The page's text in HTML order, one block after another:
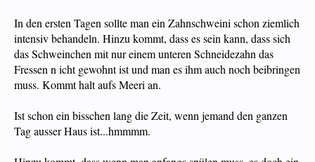
In den ersten Tagen sollte man ein Zahnschweini schon ziemlich
intensiv behandeln. Hinzu kommt, dass es sein kann, dass sich
das Schweinchen mit nur einem unteren Schneidezahn das
Fressen n icht gewohnt ist und man es ihm auch noch beibringen
muss. Kommt halt aufs Meeri an.
Ist schon ein bisschen lang die Zeit, wenn jemand den ganzen
Tag ausser Haus ist...hmmmm.